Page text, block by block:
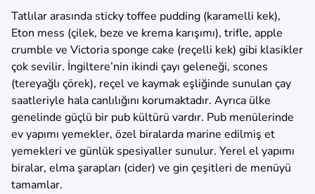
Tatlılar arasında sticky toffee pudding (karamelli kek),
Eton mess (çilek, beze ve krema karışımı), trifle, apple
crumble ve Victoria sponge cake (reçelli kek) gibi klasikler
çok sevilir. İngiltere’nin ikindi çayı geleneği, scones
(tereyağlı çörek), reçel ve kaymak eşliğinde sunulan çay
saatleriyle hala canlılığını korumaktadır. Ayrıca ülke
genelinde güçlü bir pub kültürü vardır. Pub menülerinde
ev yapımı yemekler, özel biralarda marine edilmiş et
yemekleri ve günlük spesiyaller sunulur. Yerel el yapımı
biralar, elma şarapları (cider) ve gin çeşitleri de menüyü
tamamlar.